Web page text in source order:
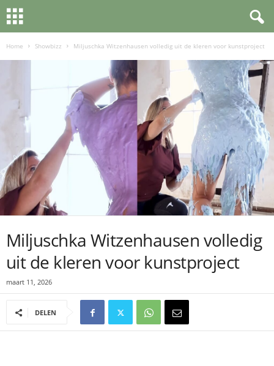
Home Showbizz Miljuschka Witzenhausen volledig uit de kleren voor kunstproject
Miljuschka Witzenhausen volledig
uit de kleren voor kunstproject
maart 11, 2026
DELEN